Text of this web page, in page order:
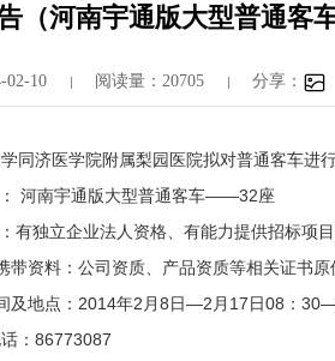
（河南宇通版大型普通客车
02-10 阅读量：20705 分享：
同济医学院附属梨园医院拟对普通客车进
河南宇通版大型普通客车――32座
有独立企业法人资格、有能力提供招标项目
带资料：公司资质、产品资质等相关证书原
及地点：2014年2月8日—2月17日08：
：86773087